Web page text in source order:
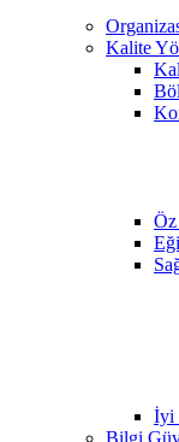
Kalite
İyi
Bilgi